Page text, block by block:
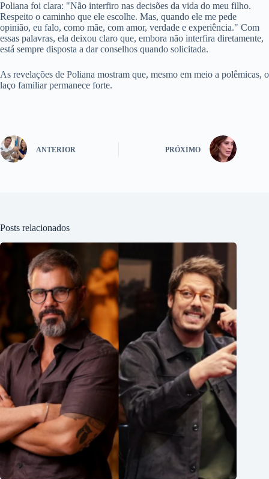
Poliana foi clara: "Não interfiro nas decisões da vida do meu filho.
Respeito o caminho que ele escolhe. Mas, quando ele me pede
opinião, eu falo, como mãe, com amor, verdade e experiência." Com
essas palavras, ela deixou claro que, embora não interfira diretamente,
está sempre disposta a dar conselhos quando solicitada.
As revelações de Poliana mostram que, mesmo em meio a polêmicas, o
laço familiar permanece forte.
ANTERIOR PRÓXIMO
Posts relacionados